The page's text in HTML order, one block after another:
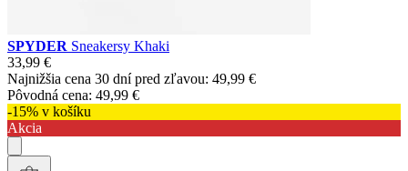
SPYDER Sneakersy Khaki
33,99 €
Najnižšia cena 30 dní pred zľavou: 49,99 €
Pôvodná cena: 49,99 €
-15% v košíku
Akcia